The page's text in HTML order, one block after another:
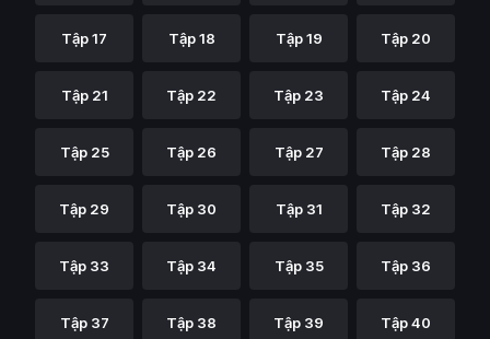
Tập 17 Tập 18 Tập 19 Tập 20
Tập 21 Tập 22 Tập 23 Tập 24
Tập 25 Tập 26 Tập 27 Tập 28
Tập 29 Tập 30 Tập 31 Tập 32
Tập 33 Tập 34 Tập 35 Tập 36
Tập 37 Tập 38 Tập 39 Tập 40